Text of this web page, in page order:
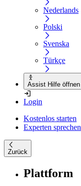
Nederlands
Polski
Svenska
Türkçe
Assist Hilfe öffnen
Login
Kostenlos starten
Experten sprechen
Zurück
Plattform